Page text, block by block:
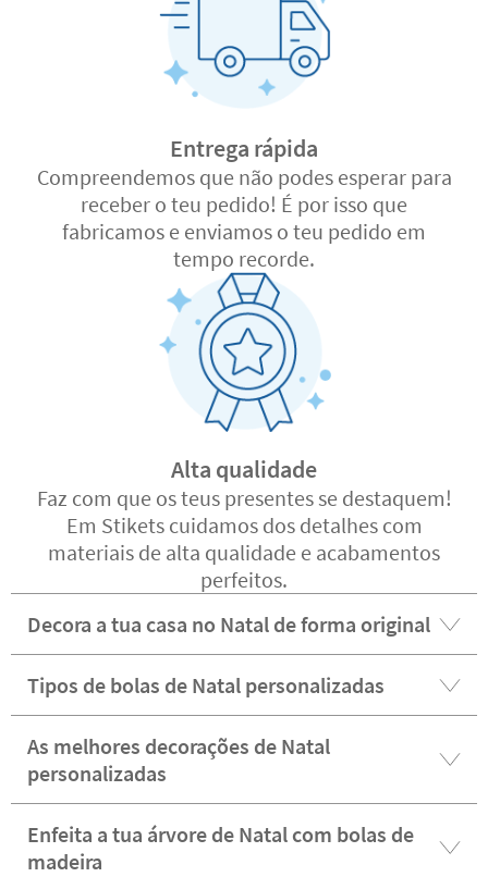
Entrega rápida
Compreendemos que não podes esperar para
receber o teu pedido! É por isso que
fabricamos e enviamos o teu pedido em
tempo recorde.
Alta qualidade
Faz com que os teus presentes se destaquem!
Em Stikets cuidamos dos detalhes com
materiais de alta qualidade e acabamentos
perfeitos.
Decora a tua casa no Natal de forma original
Tipos de bolas de Natal personalizadas
As melhores decorações de Natal
personalizadas
Enfeita a tua árvore de Natal com bolas de
madeira